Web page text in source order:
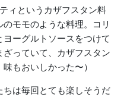
ィというカザフスタン料
モモのような料理。コリ
ーグルトソースをつけて
っていて、カザフスタン
もおいしかった〜）
は毎回とても楽しそうだ